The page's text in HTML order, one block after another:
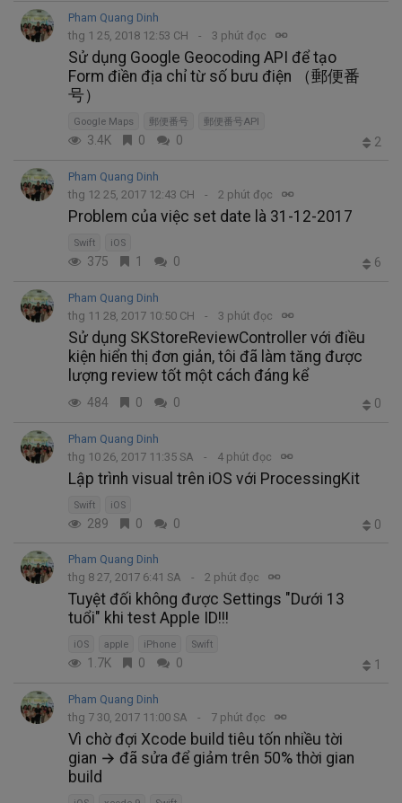
Pham Quang Dinh
thg 1 25, 2018 12:53 CH
3 phút đọc
Sử dụng Google Geocoding API để tạo
Form điền địa chỉ từ số bưu điện （郵便番
号）
Google Maps 郵便番号 郵便番号API
3.4K 0 0 2
Pham Quang Dinh
thg 12 25, 2017 12:43 CH
2 phút đọc
Problem của việc set date là 31-12-2017
Swift iOS
375 1 0 6
Pham Quang Dinh
thg 11 28, 2017 10:50 CH
3 phút đọc
Sử dụng SKStoreReviewController với điều
kiện hiển thị đơn giản, tôi đã làm tăng được
lượng review tốt một cách đáng kể
484 0 0 0
Pham Quang Dinh
thg 10 26, 2017 11:35 SA
4 phút đọc
Lập trình visual trên iOS với ProcessingKit
Swift iOS
289 0 0 0
Pham Quang Dinh
thg 8 27, 2017 6:41 SA
2 phút đọc
Tuyệt đối không được Settings "Dưới 13
tuổi" khi test Apple ID!!!
iOS apple iPhone Swift
1.7K 0 0 1
Pham Quang Dinh
thg 7 30, 2017 11:00 SA
7 phút đọc
Vì chờ đợi Xcode build tiêu tốn nhiều tời
gian → đã sửa để giảm trên 50% thời gian
build